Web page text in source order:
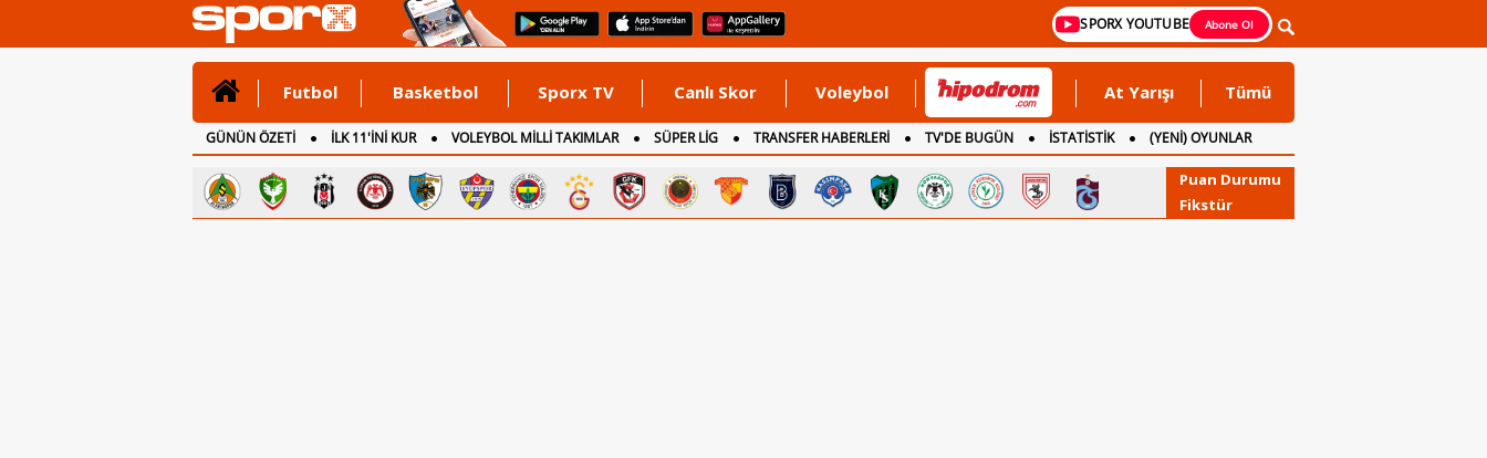
SPORX YOUTUBE Abone Ol
Futbol Basketbol Sporx TV Canlı Skor Voleybol At Yarışı Tümü
GÜNÜN ÖZETİ İLK 11'İNİ KUR VOLEYBOL MİLLİ TAKIMLAR SÜPER LİG TRANSFER HABERLERİ TV'DE BUGÜN İSTATİSTİK
(YENİ) OYUNLAR
CANLI ANLATIM
İNGİLTERE
Puan Durumu
Fikstür